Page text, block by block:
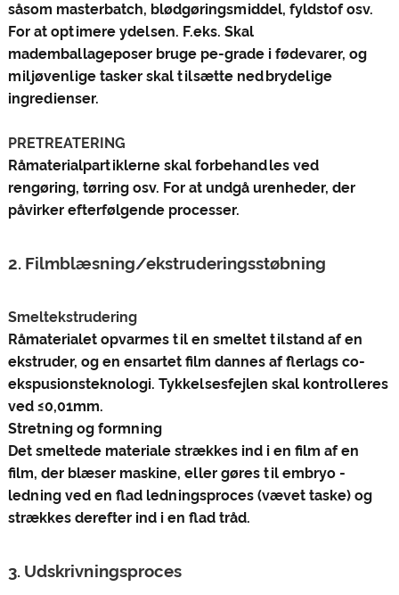
såsom masterbatch, blødgøringsmiddel, fyldstof osv.
For at optimere ydelsen. F.eks. Skal
mademballageposer bruge pe-grade i fødevarer, og
miljøvenlige tasker skal tilsætte nedbrydelige
ingredienser‌.
‌PRETREATERING‌
Råmaterialpartiklerne skal forbehandles ved
rengøring, tørring osv. For at undgå urenheder, der
påvirker efterfølgende processer‌.
2. Filmblæsning/ekstruderingsstøbning
Smeltekstrudering‌
Råmaterialet opvarmes til en smeltet tilstand af en
ekstruder, og en ensartet film dannes af flerlags co-
ekspusionsteknologi. Tykkelsesfejlen skal kontrolleres
ved ≤0,01mm‌.
‌Stretning og formning‌
Det smeltede materiale strækkes ind i en film af en
film, der blæser maskine, eller gøres til embryo -
ledning ved en flad ledningsproces (vævet taske) og
strækkes derefter ind i en flad tråd‌.
3. Udskrivningsproces